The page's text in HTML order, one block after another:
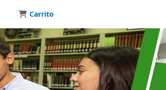
Carrito